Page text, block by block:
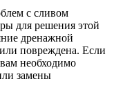
с сливом
для решения этой
дренажной
повреждена. Если
необходимо
замены